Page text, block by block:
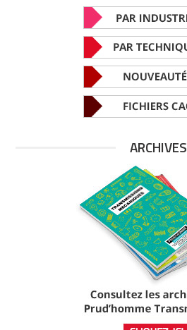
ARCHIVES